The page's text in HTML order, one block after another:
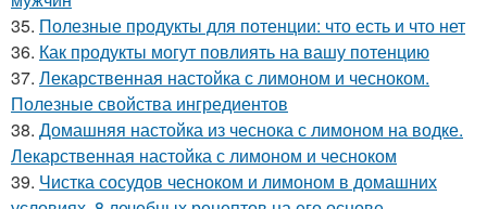
35. Полезные продукты для потенции: что есть и что нет
36. Как продукты могут повлиять на вашу потенцию
37. Лекарственная настойка с лимоном и чесноком.
Полезные свойства ингредиентов
38. Домашняя настойка из чеснока с лимоном на водке.
Лекарственная настойка с лимоном и чесноком
39. Чистка сосудов чесноком и лимоном в домашних